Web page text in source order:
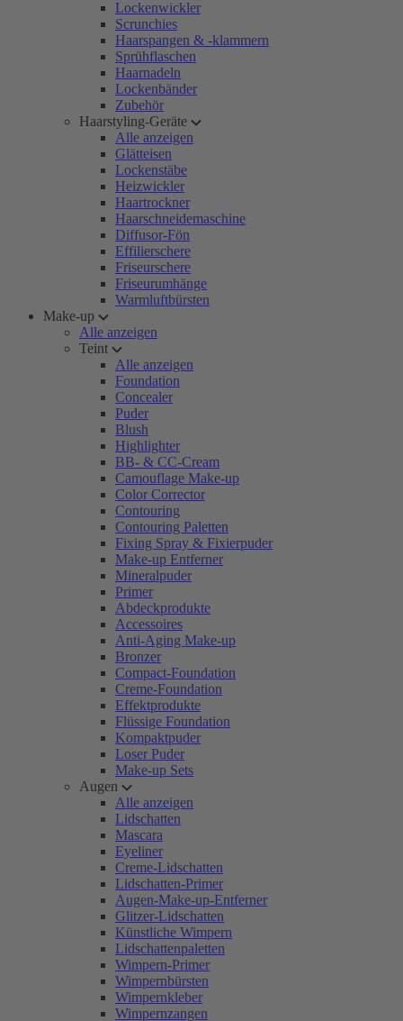
Lockenwickler
Scrunchies
Haarspangen & -klammern
Sprühflaschen
Haarnadeln
Lockenbänder
Zubehör
Haarstyling-Geräte
Alle anzeigen
Glätteisen
Lockenstäbe
Heizwickler
Haartrockner
Haarschneidemaschine
Diffusor-Fön
Effilierschere
Friseurschere
Friseurumhänge
Warmluftbürsten
Make-up
Alle anzeigen
Teint
Alle anzeigen
Foundation
Concealer
Puder
Blush
Highlighter
BB- & CC-Cream
Camouflage Make-up
Color Corrector
Contouring
Contouring Paletten
Fixing Spray & Fixierpuder
Make-up Entferner
Mineralpuder
Primer
Abdeckprodukte
Accessoires
Anti-Aging Make-up
Bronzer
Compact-Foundation
Creme-Foundation
Effektprodukte
Flüssige Foundation
Kompaktpuder
Loser Puder
Make-up Sets
Augen
Alle anzeigen
Lidschatten
Mascara
Eyeliner
Creme-Lidschatten
Lidschatten-Primer
Augen-Make-up-Entferner
Glitzer-Lidschatten
Künstliche Wimpern
Lidschattenpaletten
Wimpern-Primer
Wimpernbürsten
Wimpernkleber
Wimpernzangen